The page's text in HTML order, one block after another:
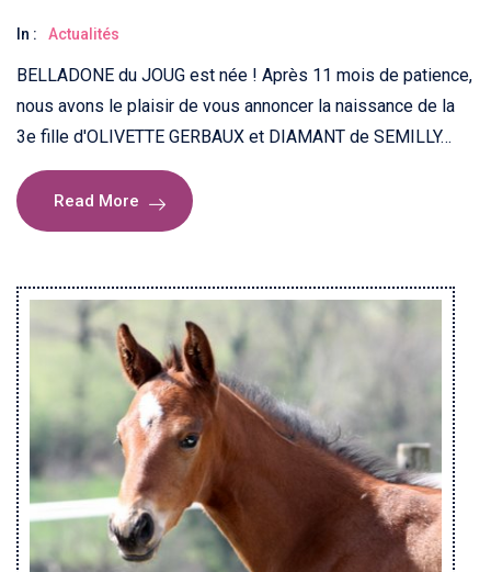
In : Actualités
BELLADONE du JOUG est née ! Après 11 mois de patience,
nous avons le plaisir de vous annoncer la naissance de la
3e fille d'OLIVETTE GERBAUX et DIAMANT de SEMILLY…
Read More